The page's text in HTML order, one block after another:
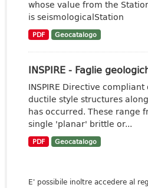
whose value from the
is seismologicalStation
PDF Geocatalogo
INSPIRE - Faglie
INSPIRE Directive
ductile style structures
has occurred. These range
single 'planar' brittle or...
PDF Geocatalogo
E' possibile inoltre accedere al